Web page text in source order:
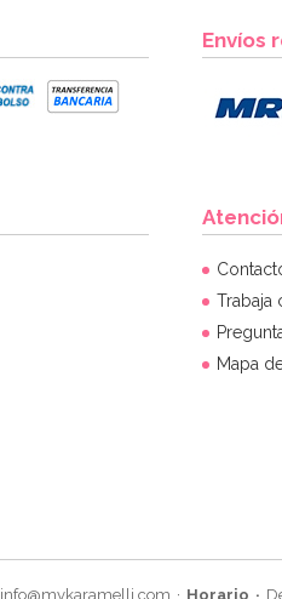
Envíos
Trabaja
Mapa
info@mykaramelli.com Horario